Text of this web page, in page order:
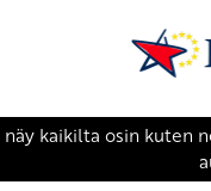
SKP on